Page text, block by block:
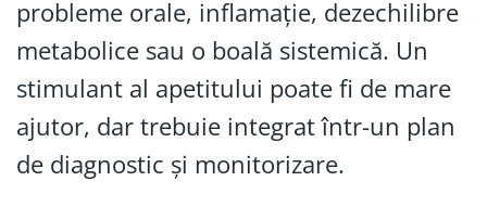
probleme orale, inflamație, dezechilibre
metabolice sau o boală sistemică. Un
stimulant al apetitului poate fi de mare
ajutor, dar trebuie integrat într-un plan
de diagnostic și monitorizare.